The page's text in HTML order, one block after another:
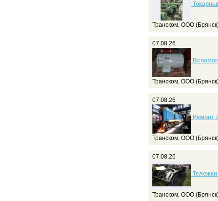
Транском, ООО
07.08.26
Транском, ООО
07.08.26
Ремонт
Транском, ООО
07.08.26
Транском, ООО